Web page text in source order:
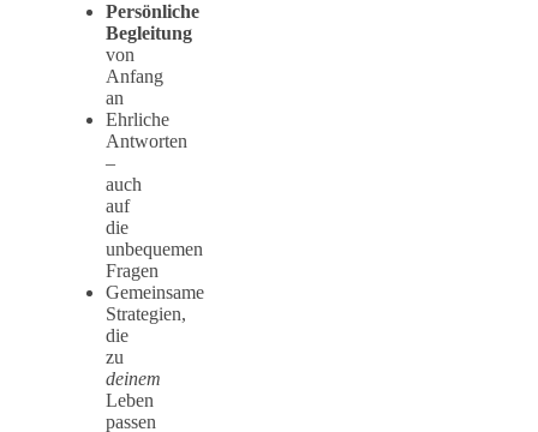
Persönliche
Begleitung
von
Anfang
an
Ehrliche
Antworten
–
auch
auf
die
unbequemen
Fragen
Gemeinsame
Strategien,
die
zu
deinem
Leben
passen